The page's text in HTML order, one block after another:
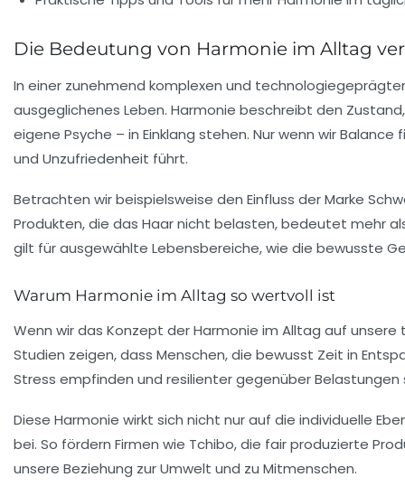
Die Bedeutung von Harmonie im Alltag
In einer zunehmend komplexen und
ausgeglichenes Leben. Harmonie beschreibt den
eigene Psyche – in Einklang stehen. Nur wenn wir
und Unzufriedenheit führt.
Betrachten wir beispielsweise den Einfluss der Marke
Produkten, die das Haar nicht belasten, bedeutet mehr
gilt für ausgewählte Lebensbereiche, wie die bewusste
Warum Harmonie im Alltag so wertvoll ist
Wenn wir das Konzept der Harmonie im Alltag auf
Studien zeigen, dass Menschen, die bewusst Zeit in
Stress empfinden und resilienter gegenüber
Diese Harmonie wirkt sich nicht nur auf die individuelle
bei. So fördern Firmen wie Tchibo, die fair produzierte
unsere Beziehung zur Umwelt und zu Mitmenschen.